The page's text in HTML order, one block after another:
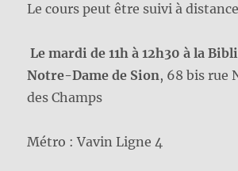
Le cours peut être suivi à
Le mardi de 11h à 12h30 à la
Notre-Dame de Sion, 68 bis rue
des Champs
Métro : Vavin Ligne 4